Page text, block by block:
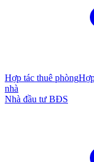
Hợp tác thuê phòng
nhà
Nhà đầu tư BĐS